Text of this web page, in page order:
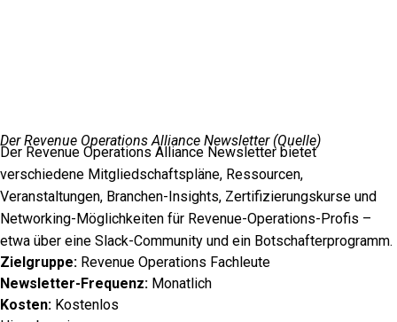
Der Revenue Operations Alliance Newsletter (Quelle)
Der Revenue Operations Alliance Newsletter bietet
verschiedene Mitgliedschaftspläne, Ressourcen,
Veranstaltungen, Branchen-Insights, Zertifizierungskurse und
Networking-Möglichkeiten für Revenue-Operations-Profis –
etwa über eine Slack-Community und ein Botschafterprogramm.
Zielgruppe: Revenue Operations Fachleute
Newsletter-Frequenz: Monatlich
Kosten: Kostenlos